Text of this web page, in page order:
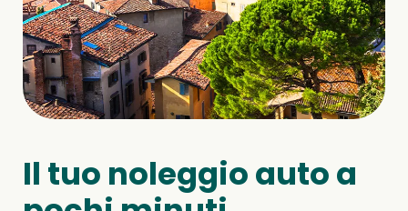
Il tuo noleggio auto a